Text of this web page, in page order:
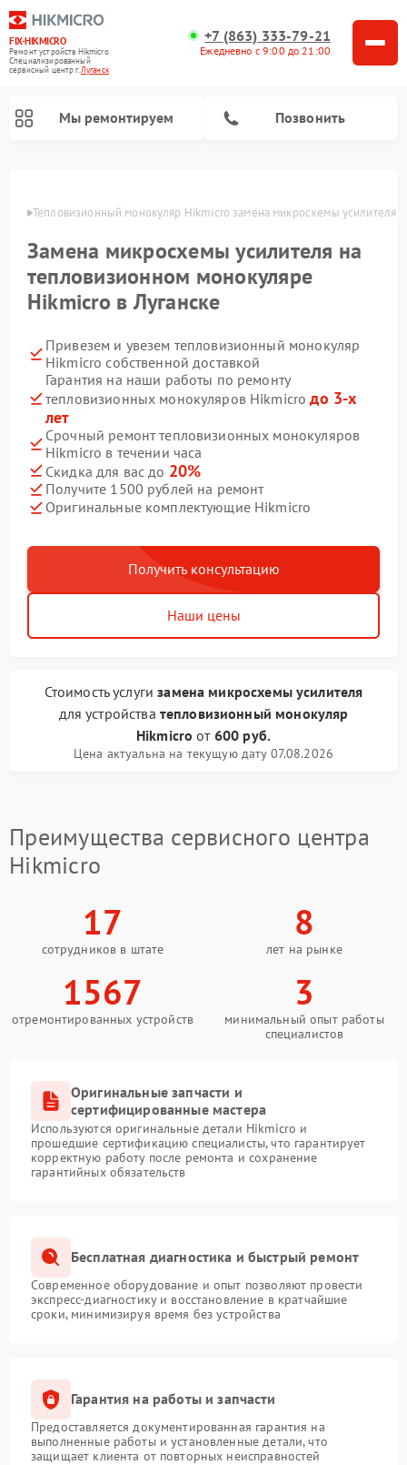
FIX-HIKMICRO
Ремонт устройств Hikmicro
Специализированный
cервисный центр г.Луганск
+7 (863) 333-79-21
Ежедневно с 9:00 до 21:00
Мы ремонтируем Позвонить
Тепловизионный монокуляр Hikmicro замена микросхемы усилителя
Замена микросхемы усилителя на
тепловизионном монокуляре
Hikmicro в Луганске
Привезем и увезем тепловизионный монокуляр
Hikmicro собственной доставкой
Гарантия на наши работы по ремонту
тепловизионных монокуляров Hikmicroдо 3-х
лет
Срочный ремонт тепловизионных монокуляров
Hikmicro в течении часа
Скидка для вас до 20%
Получите 1500 рублей на ремонт
Оригинальные комплектующие Hikmicro
Получить консультацию
Наши цены
Стоимость услугизамена микросхемы усилителя
для устройства тепловизионный монокуляр
Hikmicro от 600 руб.
Цена актуальна на текущую дату 07.08.2026
Преимущества сервисного центра
Hikmicro
17
сотрудников в штате
8
лет на рынке
1567
отремонтированных устройств
3
минимальный опыт работы
специалистов
Оригинальные запчасти и
сертифицированные мастера
Используются оригинальные детали Hikmicro и
прошедшие сертификацию специалисты, что гарантирует
корректную работу после ремонта и сохранение
гарантийных обязательств
Бесплатная диагностика и быстрый ремонт
Современное оборудование и опыт позволяют провести
экспресс-диагностику и восстановление в кратчайшие
сроки, минимизируя время без устройства
Гарантия на работы и запчасти
Предоставляется документированная гарантия на
выполненные работы и установленные детали, что
защищает клиента от повторных неисправностей